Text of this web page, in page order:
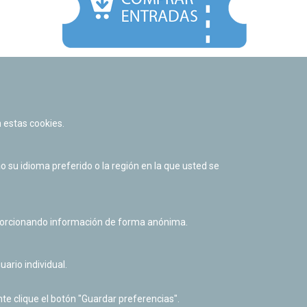
Política de cookies
Derecho de acceso a información pública
cookies.
su idioma preferido o la región en la que usted se
información de forma anónima.
individual.
clique el botón "Guardar preferencias".